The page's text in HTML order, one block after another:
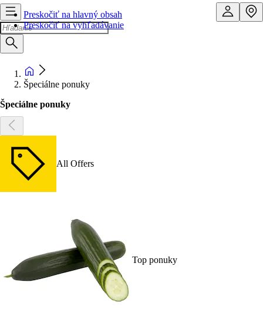
Preskočiť na hlavný obsah
Preskočiť na vyhľadávanie
Špeciálne ponuky
Špeciálne ponuky
All Offers
Top ponuky